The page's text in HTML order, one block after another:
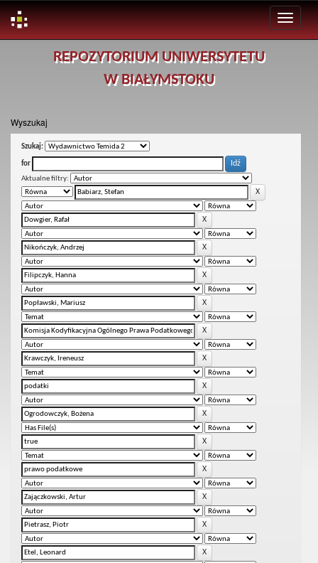
REPOZYTORIUM UNIWERSYTETU
W BIAŁYMSTOKU
Wyszukaj
Szukaj:
for
Aktualne filtry: